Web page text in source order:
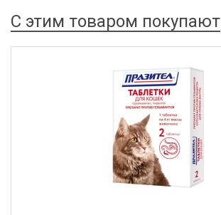
С этим товаром покупают